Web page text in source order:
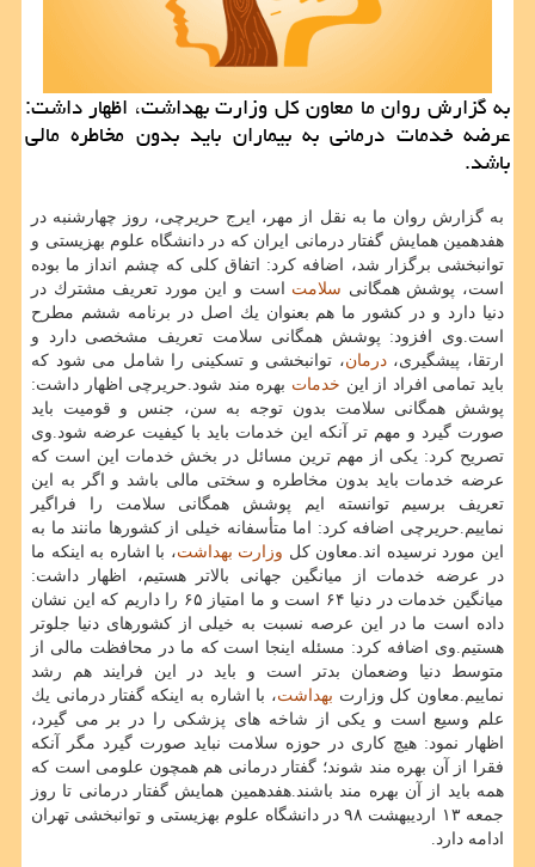
به گزارش روان ما معاون كل وزارت بهداشت، اظهار داشت:
عرضه خدمات درمانی به بیماران باید بدون مخاطره مالی
باشد.
به گزارش روان ما به نقل از مهر، ایرج حریرچی، روز چهارشنبه در
هفدهمین همایش گفتار درمانی ایران كه در دانشگاه علوم بهزیستی و
توانبخشی برگزار شد، اضافه كرد: اتفاق كلی كه چشم انداز ما بوده
است، پوشش همگانی سلامت است و این مورد تعریف مشترك در
دنیا دارد و در كشور ما هم بعنوان یك اصل در برنامه ششم مطرح
است.وی افزود: پوشش همگانی سلامت تعریف مشخصی دارد و
ارتقا، پیشگیری،درمان، توانبخشی و تسكینی را شامل می شود كه
باید تمامی افراد از این خدمات بهره مند شود.حریرچی اظهار داشت:
پوشش همگانی سلامت بدون توجه به سن، جنس و قومیت باید
صورت گیرد و مهم تر آنكه این خدمات باید با كیفیت عرضه شود.وی
تصریح كرد: یكی از مهم ترین مسائل در بخش خدمات این است كه
عرضه خدمات باید بدون مخاطره و سختی مالی باشد و اگر به این
تعریف برسیم توانسته ایم پوشش همگانی سلامت را فراگیر
نماییم.حریرچی اضافه كرد: اما متأسفانه خیلی از كشورها مانند ما به
این مورد نرسیده اند.معاون كل وزارت بهداشت، با اشاره به اینكه ما
در عرضه خدمات از میانگین جهانی بالاتر هستیم، اظهار داشت:
میانگین خدمات در دنیا ۶۴ است و ما امتیاز ۶۵ را داریم كه این نشان
داده است ما در این عرصه نسبت به خیلی از كشورهای دنیا جلوتر
هستیم.وی اضافه كرد: مسئله اینجا است كه ما در محافظت مالی از
متوسط دنیا وضعمان بدتر است و باید در این فرایند هم رشد
نماییم.معاون كل وزارت بهداشت، با اشاره به اینكه گفتار درمانی یك
علم وسیع است و یكی از شاخه های پزشكی را در بر می گیرد،
اظهار نمود: هیچ كاری در حوزه سلامت نباید صورت گیرد مگر آنكه
فقرا از آن بهره مند شوند؛ گفتار درمانی هم همچون علومی است كه
همه باید از آن بهره مند باشند.هفدهمین همایش گفتار درمانی تا روز
جمعه ۱۳ اردیبهشت ۹۸ در دانشگاه علوم بهزیستی و توانبخشی تهران
ادامه دارد.